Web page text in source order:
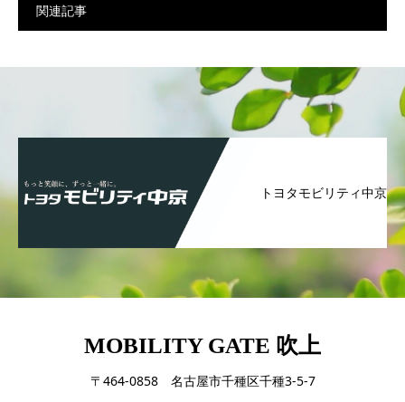
関連記事
トヨタモビリティ中京
MOBILITY GATE 吹上
〒464-0858 名古屋市千種区千種3-5-7